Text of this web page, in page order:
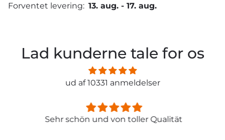
Forventet levering: 13. aug. - 17. aug.
Lad kunderne tale for os
ud af 10331 anmeldelser
Sehr schön und von toller Qualität